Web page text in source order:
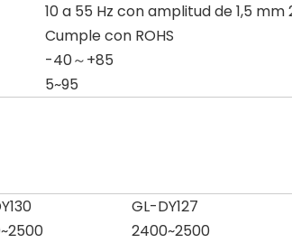
10 a 55 Hz con amplitud de 1,5 mm
Cumple con ROHS
-40～+85
5~95
GL-DY127
2400~2500